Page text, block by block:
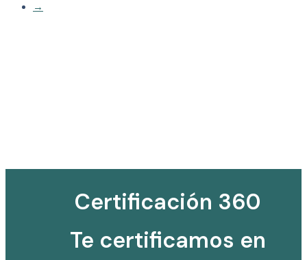
→
Certificación 360
Te certificamos en